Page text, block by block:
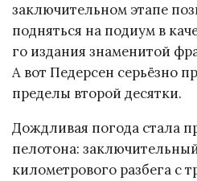
заключительном этапе
подняться на подиум в
го издания знаменитой
А вот Педерсен серьёзно
пределы второй десятки.
Дождливая погода стала
пелотона:
километрового разбега с